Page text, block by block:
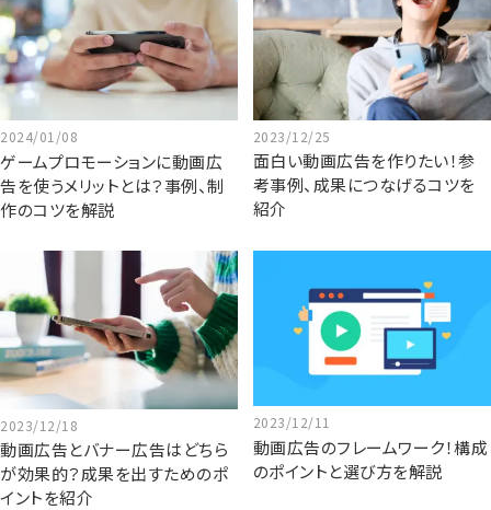
2024/01/08
ゲームプロモーションに動画広
告を使うメリットとは？事例、制
作のコツを解説
2023/12/25
面白い動画広告を作りたい！参
考事例、成果につなげるコツを
紹介
2023/12/18
動画広告とバナー広告はどちら
が効果的？成果を出すためのポ
イントを紹介
2023/12/11
動画広告のフレームワーク！構成
のポイントと選び方を解説